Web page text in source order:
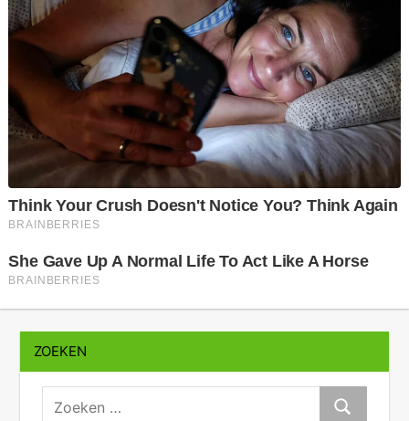
ZOEKEN
zoeken:
Zoeken